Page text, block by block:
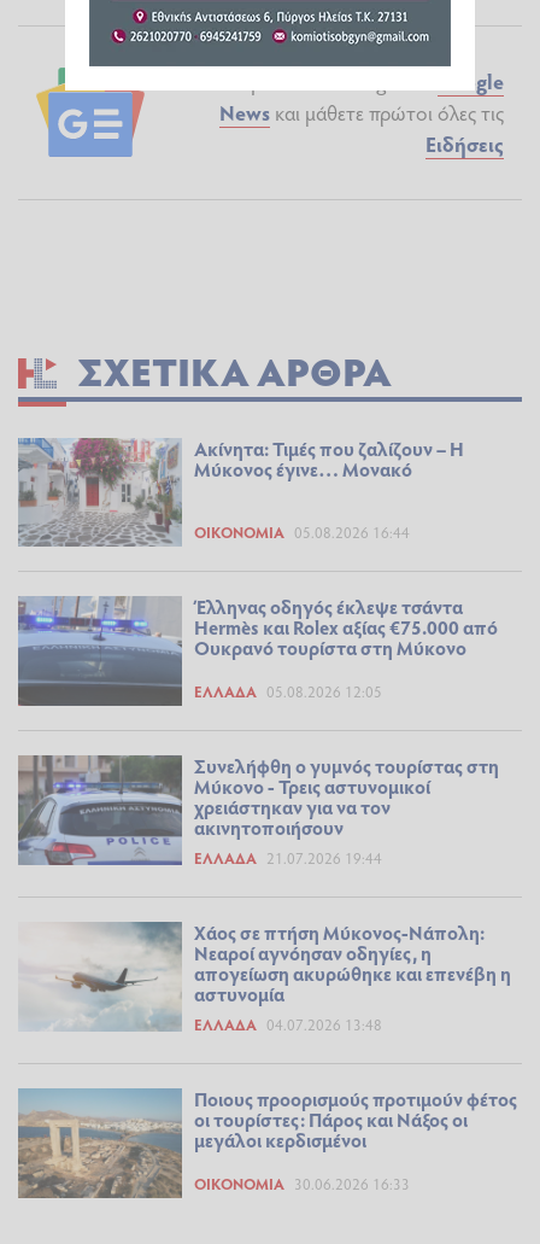
Google
News και μάθετε πρώτοι όλες τις
Ειδήσεις
ΣΧΕΤΙΚΆ ΆΡΘΡΑ
Ακίνητα: Τιμές που ζαλίζουν – Η
Μύκονος έγινε… Μονακό
ΟΙΚΟΝΟΜΊΑ 05.08.2026 16:44
Έλληνας οδηγός έκλεψε τσάντα
Hermès και Rolex αξίας €75.000 από
Ουκρανό τουρίστα στη Μύκονο
ΕΛΛΆΔΑ 05.08.2026 12:05
Συνελήφθη ο γυμνός τουρίστας στη
Μύκονο - Τρεις αστυνομικοί
χρειάστηκαν για να τον
ακινητοποιήσουν
ΕΛΛΆΔΑ 21.07.2026 19:44
Χάος σε πτήση Μύκονος-Νάπολη:
Νεαροί αγνόησαν οδηγίες, η
απογείωση ακυρώθηκε και επενέβη η
αστυνομία
ΕΛΛΆΔΑ 04.07.2026 13:48
Ποιους προορισμούς προτιμούν φέτος
οι τουρίστες: Πάρος και Νάξος οι
μεγάλοι κερδισμένοι
ΟΙΚΟΝΟΜΊΑ 30.06.2026 16:33